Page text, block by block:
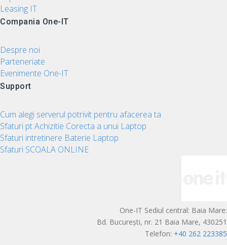
Leasing IT
Compania One-IT
Despre noi
Parteneriate
Evenimente One-IT
Support
Cum alegi serverul potrivit pentru afacerea ta
Sfaturi pt Achizitie Corecta a unui Laptop
Sfaturi intretinere Baterie Laptop
Sfaturi SCOALA ONLINE
One-IT Sediul central: Baia Mare:
Bd. București, nr. 21 Baia Mare, 430251
Telefon: +40 262 223385